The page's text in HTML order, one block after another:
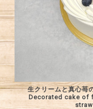
生クリームと真心
Decorated cake of